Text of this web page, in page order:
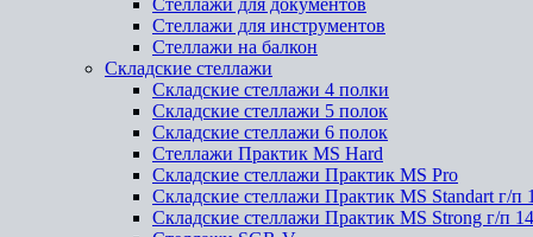
Стеллажи для документов
Стеллажи для инструментов
Стеллажи на балкон
Складские стеллажи
Складские стеллажи 4 полки
Складские стеллажи 5 полок
Складские стеллажи 6 полок
Стеллажи Практик MS Hard
Складские стеллажи Практик MS Pro
Складские стеллажи Практик MS Standart г/п
Складские стеллажи Практик MS Strong г/п